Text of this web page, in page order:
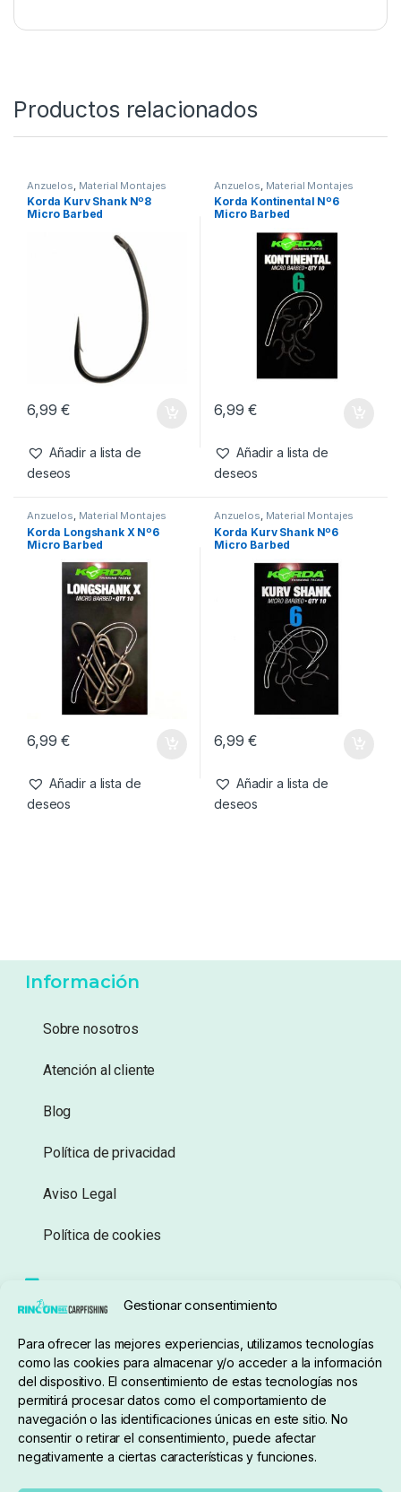
Gestionar consentimiento
Para ofrecer las mejores experiencias, utilizamos tecnologías
como las cookies para almacenar y/o acceder a la información
del dispositivo. El consentimiento de estas tecnologías nos
permitirá procesar datos como el comportamiento de
navegación o las identificaciones únicas en este sitio. No
consentir o retirar el consentimiento, puede afectar
negativamente a ciertas características y funciones.
Productos relacionados
Anzuelos Material Montajes
Korda Kurv Shank Nº8
Micro Barbed
6,99€
Añadir a lista de
deseos
Anzuelos Material Montajes
Korda Kontinental Nº6
Micro Barbed
6,99€
Añadir a lista de
deseos
Anzuelos, Material Montajes
Korda Longshank X Nº6
Micro Barbed
6,99€
Añadir a lista de
deseos
Anzuelos, Material Montajes
Korda Kurv Shank Nº6
Micro Barbed
6,99€
Añadir a lista de
deseos
Información
Sobre nosotros
Atención al cliente
Blog
Política de privacidad
Aviso Legal
Política de cookies
Sobre nosotros